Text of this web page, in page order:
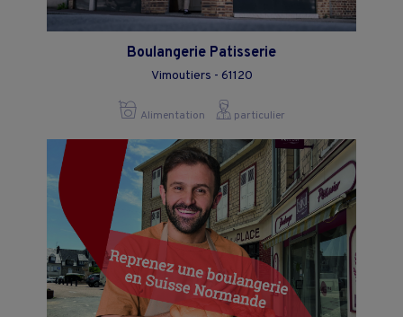
Boulangerie Patisserie
Vimoutiers - 61120
Alimentation particulier